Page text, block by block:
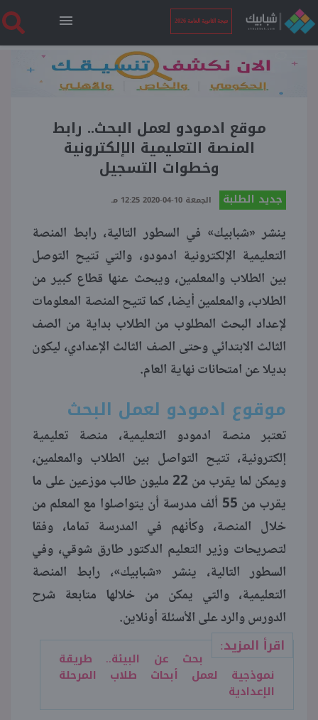
نتيجة الثانوية العامة 2026
الرئيسية
نتيجة الثانوية العامة 2026
أخبار ساخنة
بوابة الطلبة
ملفات
منوعات
موقع ادمودو لعمل البحث.. رابط
المنصة التعليمية الإلكترونية
وخطوات التسجيل
جديد الطلبة الجمعة 10-04-2020 12:25 مـ
ينشر «شبابيك» في السطور التالية، رابط المنصة
التعليمية الإلكترونية ادمودو، والتي تتيح التوصل
بين الطلاب والمعلمين، ويبحث عنها قطاع كبير من
الطلاب، والمعلمين أيضا، كما تتيح المنصة المعلومات
لإعداد البحث المطلوب من الطلاب بداية من الصف
الثالث الابتدائي وحتى الصف الثالث الإعدادي، ليكون
بديلا عن امتحانات نهاية العام.
موقوع ادمودو لعمل البحث
تعتبر منصة ادمودو التعليمية، منصة تعليمية
إلكترونية، تتيح التواصل بين الطلاب والمعلمين،
ويمكن لما يقرب من 22 مليون طالب موزعين على ما
يقرب من 55 ألف مدرسة أن يتواصلوا مع المعلم من
خلال المنصة، وكأنهم في المدرسة تماما، وفقا
لتصريحات وزير التعليم الدكتور طارق شوقي، وفي
السطور التالية، ينشر «شبابيك»، رابط المنصة
التعليمية، والتي يمكن من خلالها متابعة شرح
الدورس والرد على الأسئلة أونلاين.
اقرأ المزيد:
بحث عن البيئة.. طريقة
نموذجية لعمل أبحاث طلاب المرحلة
الإعدادية